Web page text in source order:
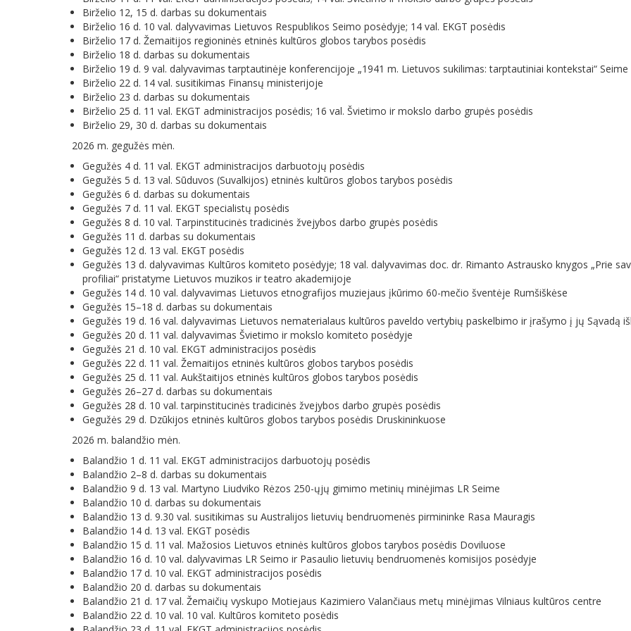
Birželio 12, 15 d. darbas su dokumentais
Birželio 16 d. 10 val. dalyvavimas Lietuvos Respublikos Seimo posėdyje; 14 val. EKGT posėdis
Birželio 17 d. Žemaitijos regioninės etninės kultūros globos tarybos posėdis
Birželio 18 d. darbas su dokumentais
Birželio 19 d. 9 val. dalyvavimas tarptautinėje konferencijoje „1941 m. Lietuvos sukilimas: tarptautiniai kontekstai“ Seime
Birželio 22 d. 14 val. susitikimas Finansų ministerijoje
Birželio 23 d. darbas su dokumentais
Birželio 25 d. 11 val. EKGT administracijos posėdis; 16 val. Švietimo ir mokslo darbo grupės posėdis
Birželio 29, 30 d. darbas su dokumentais
2026 m. gegužės mėn.
Gegužės 4 d. 11 val. EKGT administracijos darbuotojų posėdis
Gegužės 5 d. 13 val. Sūduvos (Suvalkijos) etninės kultūros globos tarybos posėdis
Gegužės 6 d. darbas su dokumentais
Gegužės 7 d. 11 val. EKGT specialistų posėdis
Gegužės 8 d. 10 val. Tarpinstitucinės tradicinės žvejybos darbo grupės posėdis
Gegužės 11 d. darbas su dokumentais
Gegužės 12 d. 13 val. EKGT posėdis
Gegužės 13 d. dalyvavimas Kultūros komiteto posėdyje; 18 val. dalyvavimas doc. dr. Rimanto Astrausko knygos „Prie
profiliai“ pristatyme Lietuvos muzikos ir teatro akademijoje
Gegužės 14 d. 10 val. dalyvavimas Lietuvos etnografijos muziejaus įkūrimo 60-mečio šventėje Rumšiškėse
Gegužės 15–18 d. darbas su dokumentais
Gegužės 19 d. 16 val. dalyvavimas Lietuvos nematerialaus kultūros paveldo vertybių paskelbimo ir įrašymo į jų Sąvadą
Gegužės 20 d. 11 val. dalyvavimas Švietimo ir mokslo komiteto posėdyje
Gegužės 21 d. 10 val. EKGT administracijos posėdis
Gegužės 22 d. 11 val. Žemaitijos etninės kultūros globos tarybos posėdis
Gegužės 25 d. 11 val. Aukštaitijos etninės kultūros globos tarybos posėdis
Gegužės 26–27 d. darbas su dokumentais
Gegužės 28 d. 10 val. tarpinstitucinės tradicinės žvejybos darbo grupės posėdis
Gegužės 29 d. Dzūkijos etninės kultūros globos tarybos posėdis Druskininkuose
2026 m. balandžio mėn.
Balandžio 1 d. 11 val. EKGT administracijos darbuotojų posėdis
Balandžio 2–8 d. darbas su dokumentais
Balandžio 9 d. 13 val. Martyno Liudviko Rėzos 250-ųjų gimimo metinių minėjimas LR Seime
Balandžio 10 d. darbas su dokumentais
Balandžio 13 d. 9.30 val. susitikimas su Australijos lietuvių bendruomenės pirmininke Rasa Mauragis
Balandžio 14 d. 13 val. EKGT posėdis
Balandžio 15 d. 11 val. Mažosios Lietuvos etninės kultūros globos tarybos posėdis Doviluose
Balandžio 16 d. 10 val. dalyvavimas LR Seimo ir Pasaulio lietuvių bendruomenės komisijos posėdyje
Balandžio 17 d. 10 val. EKGT administracijos posėdis
Balandžio 20 d. darbas su dokumentais
Balandžio 21 d. 17 val. Žemaičių vyskupo Motiejaus Kazimiero Valančiaus metų minėjimas Vilniaus kultūros centre
Balandžio 22 d. 10 val. 10 val. Kultūros komiteto posėdis